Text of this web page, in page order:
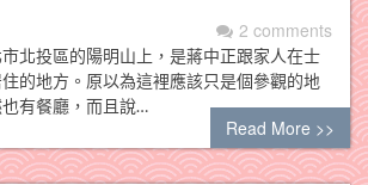
2 comments
北投區的陽明山上，是蔣中正跟家人在士
的地方。原以為這裡應該只是個參觀的地
有餐廳，而且說…
Read More >>